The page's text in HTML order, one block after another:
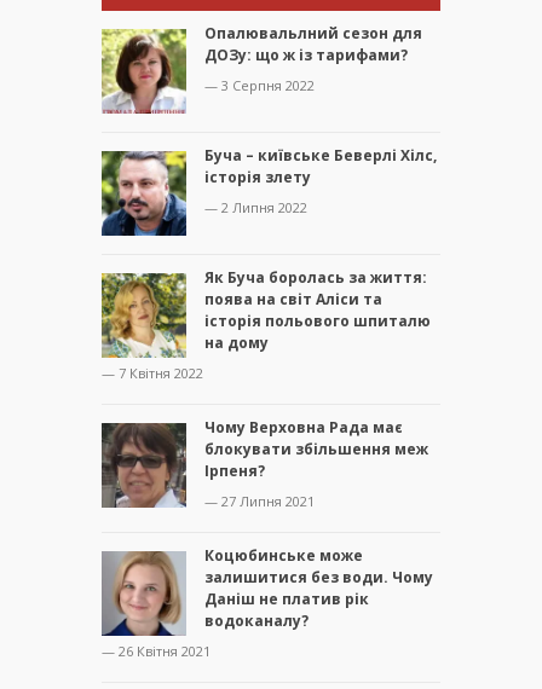
Опалювальлний сезон для
ДОЗу: що ж із тарифами?
— 3 Серпня 2022
Буча – київське Беверлі Хілс,
історія злету
— 2 Липня 2022
Як Буча боролась за життя:
поява на світ Аліси та
історія польового шпиталю
на дому
— 7 Квітня 2022
Чому Верховна Рада має
блокувати збільшення меж
Ірпеня?
— 27 Липня 2021
Коцюбинське може
залишитися без води. Чому
Даніш не платив рік
водоканалу?
— 26 Квітня 2021